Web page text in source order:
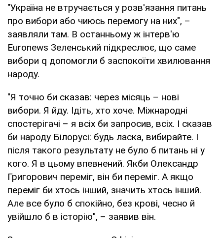
"Україна не втручається у розв'язання питань
про вибори або чиюсь перемогу на них", –
заявляли там. В останньому ж інтерв'ю
Euronews Зеленський підкреслює, що саме
вибори q допомогли б заспокоїти хвилювання
народу.
"Я точно би сказав: через місяць – нові
вибори. Я йду. Ідіть, хто хоче. Міжнародні
спостерігачі – я всіх би запросив, всіх. І сказав
би народу Білорусі: будь ласка, вибирайте. І
після такого результату не було б питань ні у
кого. Я в цьому впевнений. Якби Олександр
Григорович переміг, він би переміг. А якщо
переміг би хтось інший, значить хтось інший.
Але все було б спокійно, без крові, чесно й
увійшло б в історію", – заявив він.